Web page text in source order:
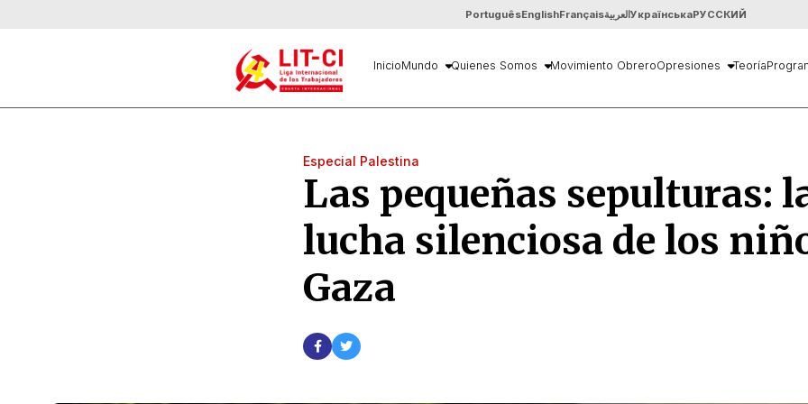
PortuguêsEnglishFrançaisالعربيةУкраїнськаРУССКИЙ
InicioMundo Quienes Somos Movimiento ObreroOpresiones Teoría
Especial Palestina
Las pequeñas sepulturas:
lucha silenciosa de los
Gaza